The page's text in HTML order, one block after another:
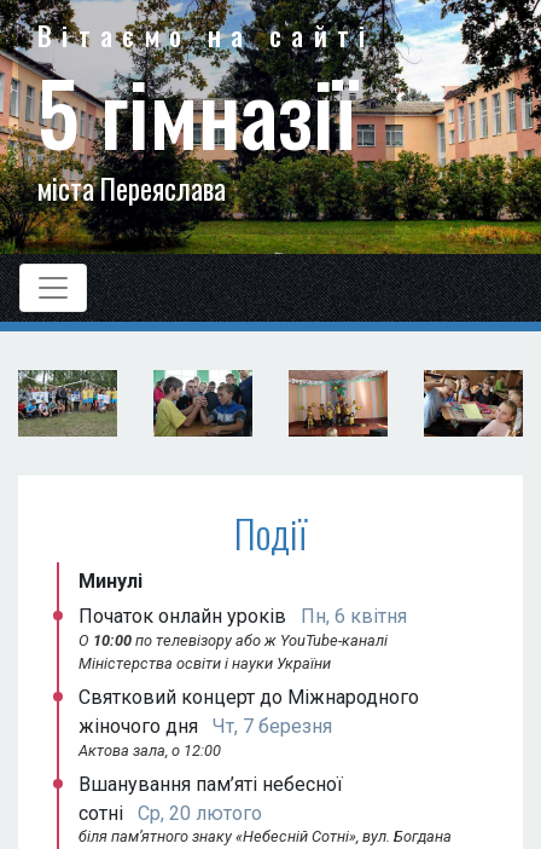
Вітаємо на сайті
5 гімназії
міста Переяслава
Події
Минулі
Початок онлайн уроків
Пн, 6 квітня
О 10:00 по телевізору або ж YouTube-каналі
Міністерства освіти і науки України
Святковий концерт до Міжнародного
жіночого дня
Чт, 7 березня
Актова зала, о 12:00
Вшанування пам’яті небесної
сотні
Ср, 20 лютого
біля пам’ятного знаку «Небесній Сотні», вул. Богдана